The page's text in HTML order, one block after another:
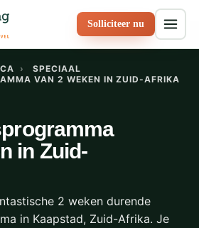
Solliciteer nu
›
SPECIAAL
VAN 2 WEKEN IN ZUID-AFRIKA
in Zuid-
2 weken durende
in Kaapstad, Zuid-Afrika. Je